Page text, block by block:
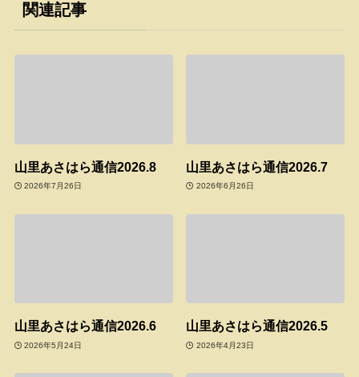
関連記事
山里あさはら通信2026.8
2026年7月26日
山里あさはら通信2026.7
2026年6月26日
山里あさはら通信2026.6
2026年5月24日
山里あさはら通信2026.5
2026年4月23日